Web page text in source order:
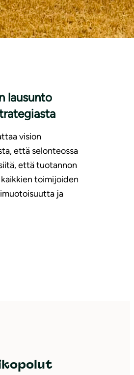
lausunto
vision
että selonteossa
että tuotannon
toimijoiden
ja